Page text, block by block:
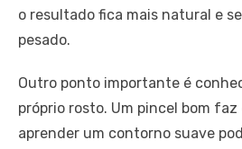
o resultado fica mais natural e
pesado.
Outro ponto importante é
próprio rosto. Um pincel bom
aprender um contorno suave